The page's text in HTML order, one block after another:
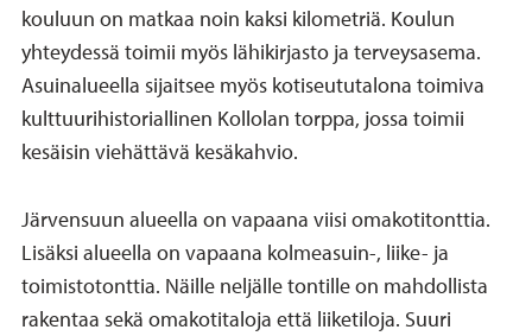
kouluun on matkaa noin kaksi kilometriä. Koulun
yhteydessä toimii myös lähikirjasto ja terveysasema.
Asuinalueella sijaitsee myös kotiseututalona toimiva
kulttuurihistoriallinen Kollolan torppa, jossa toimii
kesäisin viehättävä kesäkahvio.
Järvensuun alueella on vapaana viisi omakotitonttia.
Lisäksi alueella on vapaana kolmeasuin-, liike- ja
toimistotonttia. Näille neljälle tontille on mahdollista
rakentaa sekä omakotitaloja että liiketiloja. Suuri